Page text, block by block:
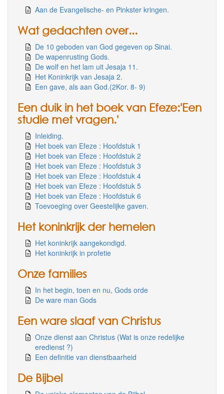
Aan de Evangelische- en Pinkster kringen.
Wat gedachten over...
De 10 geboden van God gegeven op Sinai.
De wapenrusting Gods.
De wolf en het lam uit Jesaja 11.
Het Koninkrijk van Jesaja 2.
Een gave, als aan God.(2Kor. 8- 9)
Een duik in het boek van Efeze:'Een
studie met vragen.'
Inleiding.
Het boek van Efeze : Hoofdstuk 1
Het boek van Efeze : Hoofdstuk 2
Het boek van Efeze : Hoofdstuk 3
Het boek van Efeze : Hoofdstuk 4
Het boek van Efeze : Hoofdstuk 5
Het boek van Efeze : Hoofdstuk 6
Toevoeging over Geestelijke gaven.
Het koninkrijk der hemelen
Het koninkrijk aangekondigd.
Het koninkrijk in profetie
Onze families
In het begin, toen en nu, Gods orde
De ware man Gods
Een ware slaaf van Christus
Onze dienst aan Christus (Wat is onze redelijke
eredienst ?)
Een definitie van dienstbaarheid
De Bijbel